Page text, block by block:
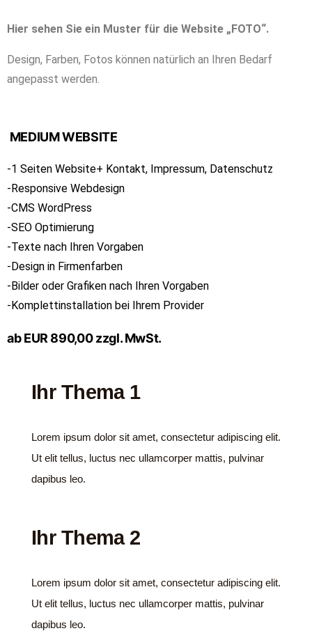
Hier sehen Sie ein Muster für die Website „FOTO“.
Design, Farben, Fotos können natürlich an Ihren Bedarf
angepasst werden.
MEDIUM WEBSITE
-1 Seiten Website+ Kontakt, Impressum, Datenschutz
-Responsive Webdesign
-CMS WordPress
-SEO Optimierung
-Texte nach Ihren Vorgaben
-Design in Firmenfarben
-Bilder oder Grafiken nach Ihren Vorgaben
-Komplettinstallation bei Ihrem Provider
ab EUR 890,00 zzgl. MwSt.
Ihr Thema 1
Lorem ipsum dolor sit amet, consectetur adipiscing elit.
Ut elit tellus, luctus nec ullamcorper mattis, pulvinar
dapibus leo.
Ihr Thema 2
Lorem ipsum dolor sit amet, consectetur adipiscing elit.
Ut elit tellus, luctus nec ullamcorper mattis, pulvinar
dapibus leo.